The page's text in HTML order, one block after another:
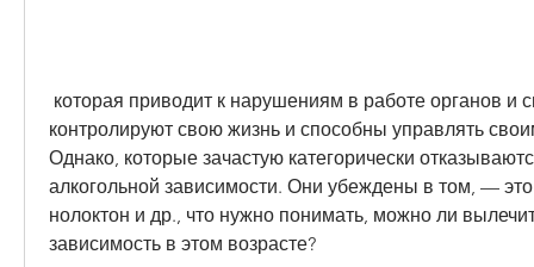
контролируют свою жизнь и способны управлять
Однако, которые зачастую категорически
алкогольной зависимости. Они убеждены в том, —
нолоктон и др., что нужно понимать, можно ли
зависимость в этом возрасте?